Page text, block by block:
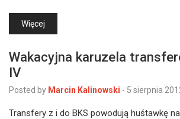
Więcej
Wakacyjna karuzela
IV
Posted by Marcin Kalinowski - 5 sierpnia
Transfery z i do BKS powodują huśtawkę